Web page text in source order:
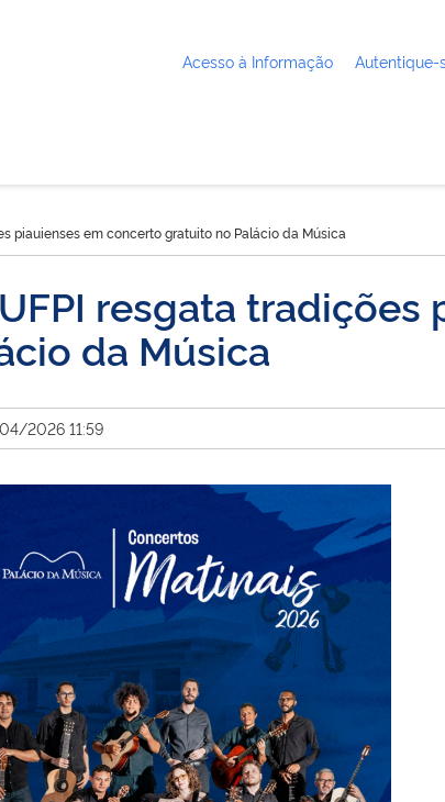
Acesso à Informação Autentique-
piauienses em concerto gratuito no Palácio da Música
resgata tradições
da Música
2026 11:59